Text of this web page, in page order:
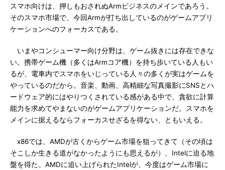
スマホ向けは、押しもおされぬArmビジネスのメインであろう。
そのスマホ市場で、今回Armが打ち出しているのがゲームアプリ
ケーションへのフォーカスである。
いまやコンシューマー向け分野は、ゲーム抜きには存在できな
い。携帯ゲーム機（多くはArmコア機）を持ち歩いている人もい
るが、電車内でスマホをいじっている人々の多くが実はゲームを
やっているのだから。音楽、動画、高精細な写真撮影にSNSとハ
ードウェア的にはやりつくされている感がある中で、貪欲に計算
能力を求めてやまないのがゲームアプリケーションだ。スマホを
メインに据えるならフォーカスせざるを得ない、ともいえる。
x86では、AMDが古くからゲーム市場を狙ってきて（その頃は
そこしか生きる道がなかったようにも思えるが）、Intelに迫る地
盤を得た。AMDに追い上げられたIntelが、今度はゲーム市場に